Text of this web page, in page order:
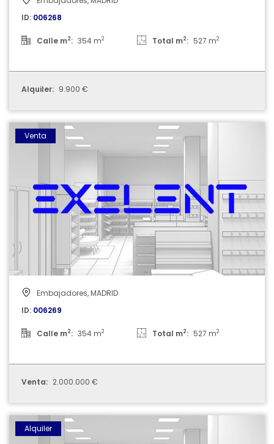
ID: 006268
Calle m2: 354 m2 Total m2: 527 m2
Alquiler: 9.900 €
006269
Venta
Embajadores, MADRID
ID: 006269
Calle m2: 354 m2 Total m2: 527 m2
Venta: 2.000.000 €
006018
Alquiler